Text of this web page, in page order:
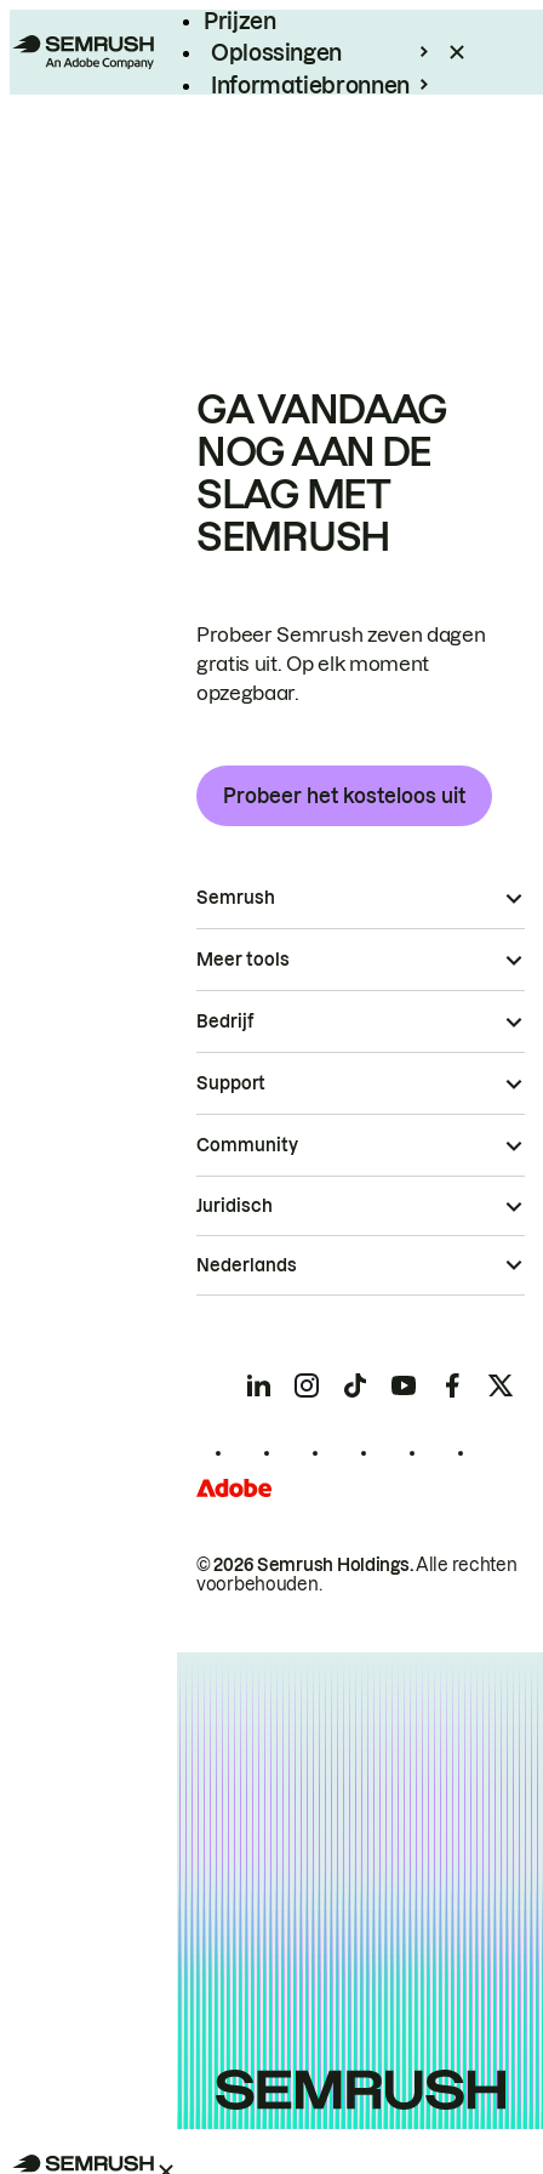
Prijzen
Oplossingen
Informatiebronnen
GA VANDAAG
NOG AAN DE
SLAG MET
SEMRUSH
Probeer Semrush zeven dagen
gratis uit. Op elk moment
opzegbaar.
Probeer het kosteloos uit
Semrush
Meer tools
Bedrijf
Support
Community
© 2026 Semrush Holdings.Alle rechten
voorbehouden.
Juridisch
Nederlands